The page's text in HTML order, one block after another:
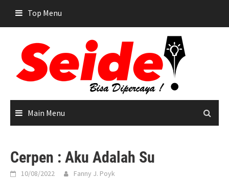
content
Top Menu
Main Menu
Cerpen : Aku Adalah Su
10/08/2022 Fanny J. Poyk